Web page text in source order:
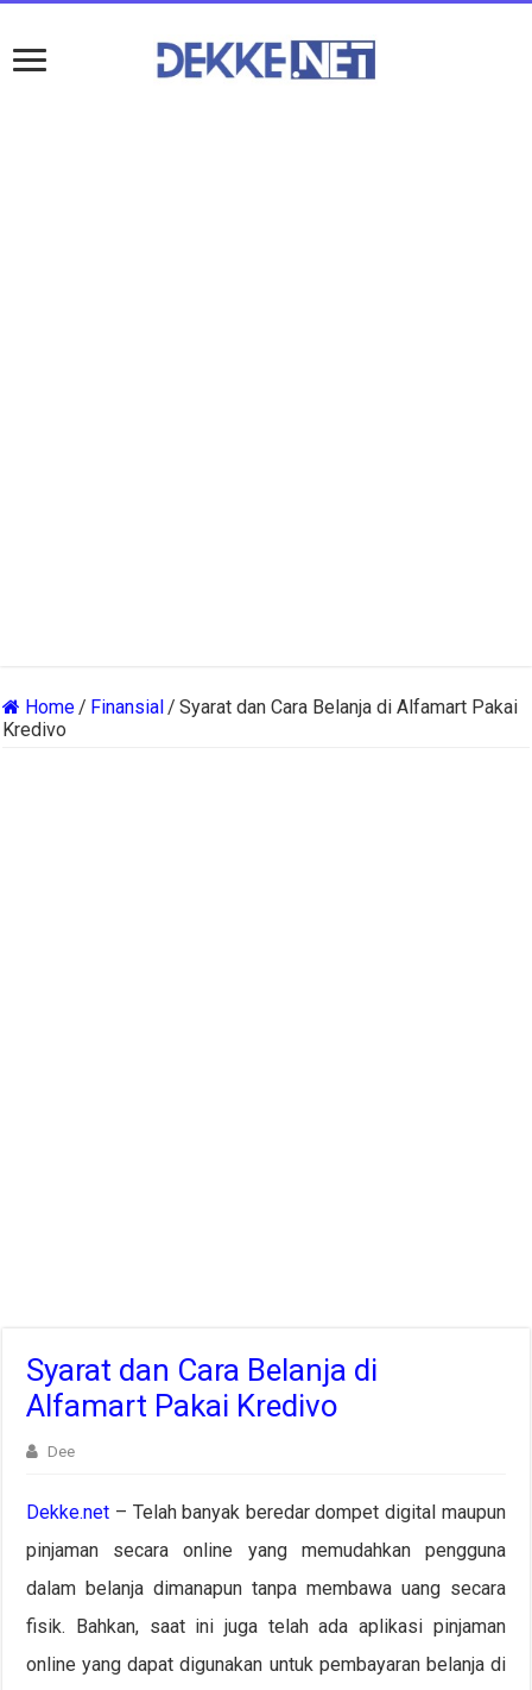
Home/ Finansial/ Syarat dan Cara Belanja di Alfamart Pakai
Kredivo
Syarat dan Cara Belanja di
Alfamart Pakai Kredivo
Dee
Dekke.net – Telah banyak beredar dompet digital maupun
pinjaman secara online yang memudahkan pengguna
dalam belanja dimanapun tanpa membawa uang secara
fisik. Bahkan, saat ini juga telah ada aplikasi pinjaman
online yang dapat digunakan untuk pembayaran belanja di